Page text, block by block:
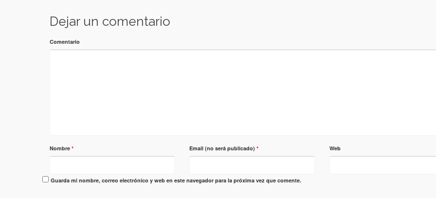
Dejar un comentario
Comentario
Nombre * Email (no será publicado)* Web
Guarda mi nombre, correo electrónico y web en este navegador para la próxima vez que comente.